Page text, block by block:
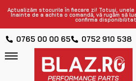
Actualizăm stocurile în fiecare zi! Totuși,
Înainte de a achita o comandă, vă rugăm să
confirma
0765 00 00 65 0752 910 538